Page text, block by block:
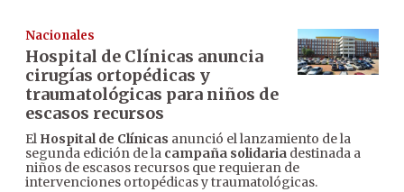
Nacionales
Hospital de Clínicas anuncia
cirugías ortopédicas y
traumatológicas para niños de
escasos recursos
El Hospital de Clínicas anunció el lanzamiento de la
segunda edición de la campaña solidaria destinada a
niños de escasos recursos que requieran de
intervenciones ortopédicas y traumatológicas.